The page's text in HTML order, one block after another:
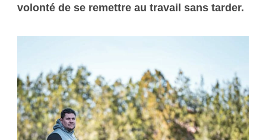
volonté de se remettre au travail sans tarder.